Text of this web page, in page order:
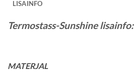
LISAINFO
Termostass-Sunshine lisainfo:
MATERJAL